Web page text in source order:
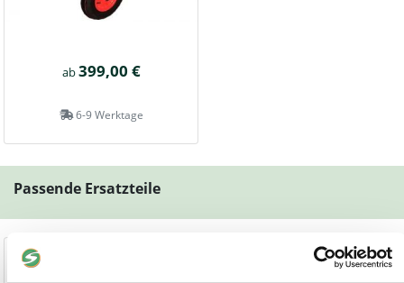
ab399,00 €
6-9 Werktage
Passende Ersatzteile
Ersatzschlauch für Schubkarre Ersatzdecke